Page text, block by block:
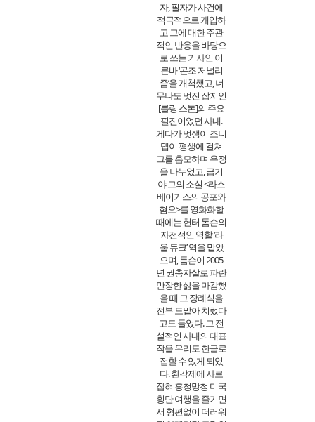
자, 필자가 사건에
적극적으로 개입하
고 그에 대한 주관
적인 반응을 바탕으
로 쓰는 기사인 이
른바 ‘곤조 저널리
즘’을 개척했고, 너
무나도 멋진 잡지인
[롤링 스톤]의 주요
필진이었던 사내.
게다가 멋쟁이 조니
뎁이 평생에 걸쳐
그를 흠모하며 우정
을 나누었고, 급기
야 그의 소설 <라스
베이거스의 공포와
혐오>를 영화화할
때에는 헌터 톰슨의
자전적인 역할 ‘라
울 듀크’ 역을 맡았
으며, 톰슨이 2005
년 권총자살로 파란
만장한 삶을 마감했
을 때 그 장례식을
전부 도맡아 치렀다
고도 들었다. 그 전
설적인 사내의 대표
작을 우리도 한글로
접할 수 있게 되었
다. 환각제에 사로
잡혀 흥청망청 미국
횡단 여행을 즐기면
서 형편없이 더러워